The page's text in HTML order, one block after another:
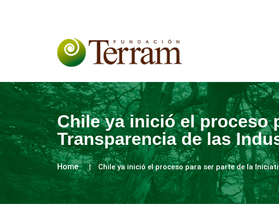
Chile ya inició el proceso
Transparencia de las
Home Chile ya inició el proceso para ser parte de la